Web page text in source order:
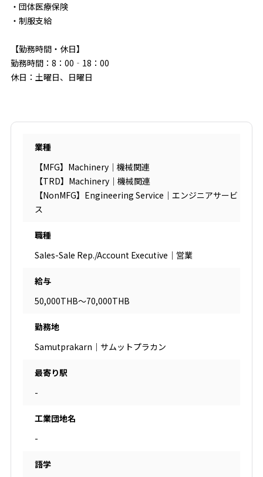
・団体医療保険
・制服支給
【勤務時間・休日】
勤務時間：8：00‐18：00
休日：土曜日、日曜日
業種
【MFG】Machinery｜機械関連
【TRD】Machinery｜機械関連
【NonMFG】Engineering Service｜エンジニアサービ
ス
職種
Sales-Sale Rep./Account Executive｜営業
給与
50,000THB～70,000THB
勤務地
Samutprakarn｜サムットプラカン
最寄り駅
-
工業団地名
-
語学